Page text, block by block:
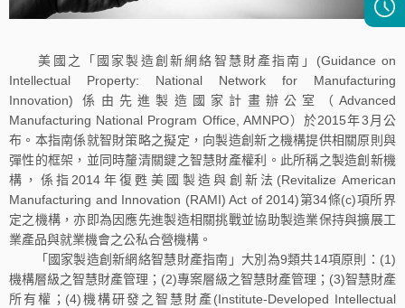
美國之「國家製造創新網絡智慧財產指南」(Guidance on
Intellectual Property: National Network for Manufacturing
Innovation) 係由先進製造國家計畫辦公室（Advanced
Manufacturing National Program Office, AMNPO）於2015年3月公
布。本指南係就智財策略之擬定，向製造創新之機構提供相關原則與
彈性的框架，並同時釐清關鍵之智慧財產權利。此所稱之製造創新機
構，係指2014年復甦美國製造與創新法(Revitalize American
Manufacturing and Innovation (RAMI) Act of 2014)第34條(c)項所界
定之機構，亦即為因應先進製造相關挑戰並協助製造業保持與擴展工
業產品與就業機會之公私合營機構。
「國家製造創新網絡智慧財產指南」大別為9類共14項原則：(1)
機構層級之智慧財產管理；(2)專案層級之智慧財產管理；(3)智慧財產
所有權；(4)機構研發之智慧財產(Institute-Developed Intellectual